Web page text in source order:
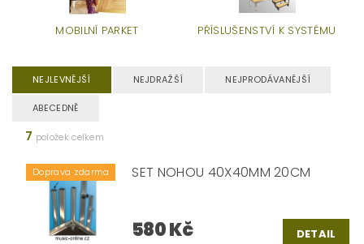
MOBILNÍ PARKET PŘÍSLUŠENSTVÍ K SYSTÉMU
NEJLEVNĚJŠÍ NEJDRAŽŠÍ NEJPRODÁVANĚJŠÍ
ABECEDNĚ
7 položek celkem
Doprava zdarma SET NOHOU 40X40MM 20CM
580 Kč DETAIL